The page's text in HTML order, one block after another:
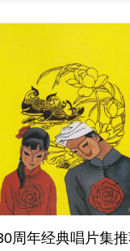
周年经典唱片集